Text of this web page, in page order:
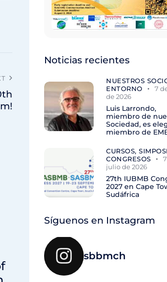
Noticias recientes
NUESTROS
ENTORNO
7
de 2026
Luis Larrondo,
miembro de
Sociedad, es
miembro de
CURSOS,
CONGRESOS
julio de 2026
27th IUBMB
2027 en Cape
Sudáfrica
Síguenos en Instagram
sbbmch